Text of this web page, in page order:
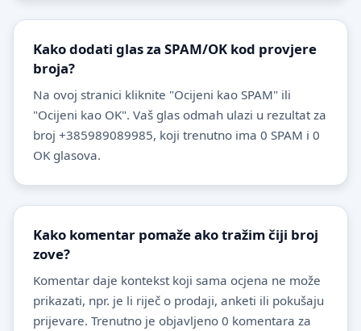
Kako dodati glas za SPAM/OK kod provjere
broja?
Na ovoj stranici kliknite "Ocijeni kao SPAM" ili
"Ocijeni kao OK". Vaš glas odmah ulazi u rezultat za
broj +385989089985, koji trenutno ima 0 SPAM i 0
OK glasova.
Kako komentar pomaže ako tražim čiji broj
zove?
Komentar daje kontekst koji sama ocjena ne može
prikazati, npr. je li riječ o prodaji, anketi ili pokušaju
prijevare. Trenutno je objavljeno 0 komentara za